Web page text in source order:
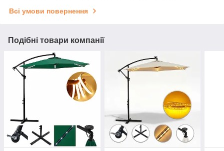
Всі умови повернення
Подібні товари компанії